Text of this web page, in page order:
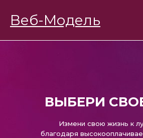
Веб-Модель
BongaModels Работа веб-
ВЫБЕРИ
Измени свою жизнь к
благодаря